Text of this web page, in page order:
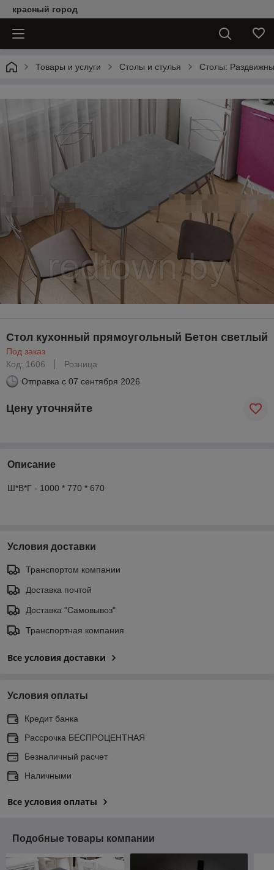
красный город
Товары и услуги Столы и стулья Столы:
Стол кухонный прямоугольный Бетон светлый
Под заказ
Код: 1606
Розница
Отправка с 07 сентября 2026
Цену уточняйте
Описание
Ш*В*Г - 1000 * 770 * 670
Условия доставки
Транспортом компании
Доставка почтой
Доставка "Самовывоз"
Транспортная компания
Все условия доставки
Условия оплаты
Кредит банка
Рассрочка БЕСПРОЦЕНТНАЯ
Безналичный расчет
Наличными
Все условия оплаты
Подобные товары компании